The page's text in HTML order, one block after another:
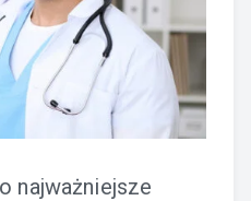
najważniejsze